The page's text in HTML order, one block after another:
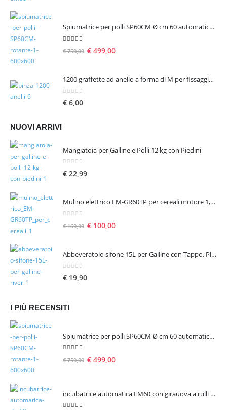
Spiumatrice per polli SP60CM Ø cm 60 automatica rotante
€750,00 € 499,00
1200 graffette ad anello a forma di M per fissaggio reti
€ 6,00
NUOVI ARRIVI
Mangiatoia per Galline e Polli 12 kg con Piedini
€ 22,99
Mulino elettrico EM-GR60TP per cereali motore 1,6 hp 1300 W – seconda scelta
€169,00 € 100,00
Abbeveratoio sifone 15L per Galline con Tappo, Piedini e Manico
0Su 5
€ 19,90
I PIÙ RECENSITI
Spiumatrice per polli SP60CM Ø cm 60 automatica rotante
€750,00 € 499,00
incubatrice automatica EM60 con girauova a rulli per 60 uova